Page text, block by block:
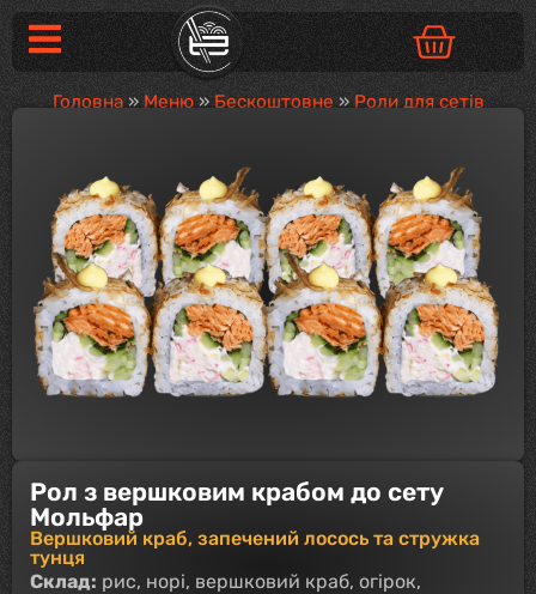
Головна» Меню» Бескоштовне » Роли для сетів
Рол з вершковим крабом до сету
Мольфар
Вершковий краб, запечений лосось та стружка
тунця
Склад: рис, норі, вершковий краб, огірок,